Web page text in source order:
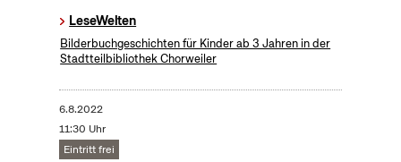
LeseWelten
Bilderbuchgeschichten für Kinder ab 3 Jahren in der
Stadtteilbibliothek Chorweiler
6.8.2022
11:30 Uhr
Eintritt frei